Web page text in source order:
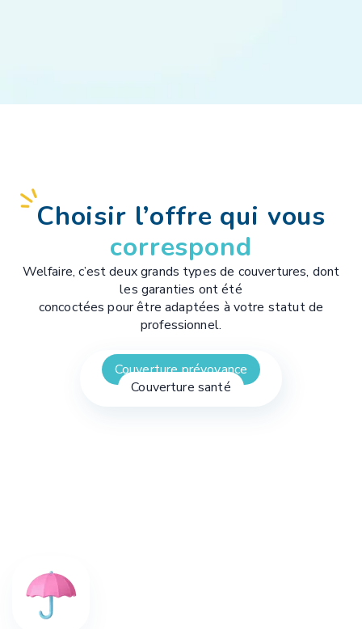
Choisir l’offre qui vous
correspond
Welfaire, c’est deux grands types de couvertures, dont
les garanties ont été
concoctées pour être adaptées à votre statut de
professionnel.
Couverture prévoyance
Couverture santé